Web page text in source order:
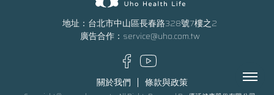
地址：台北市中山區長春路328號7樓之2
廣告合作： service@uho.com.tw
關於我們 條款與政策 Menu